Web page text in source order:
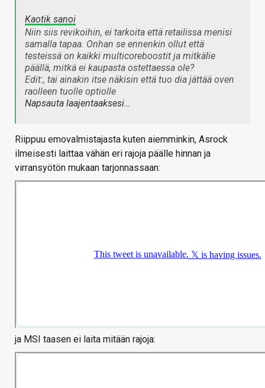
Kaotik sanoi
Niin siis revikoihin, ei tarkoita että retailissa menisi
samalla tapaa. Onhan se ennenkin ollut että
testeissä on kaikki multicoreboostit ja mitkälie
päällä, mitkä ei kaupasta ostettaessa ole?
Edit:, tai ainakin itse näkisin että tuo dia jättää oven
raolleen tuolle optiolle
Napsauta laajentaaksesi…
Riippuu emovalmistajasta kuten aiemminkin, Asrock
ilmeisesti laittaa vähän eri rajoja päälle hinnan ja
virransyötön mukaan tarjonnassaan:
ja MSI taasen ei laita mitään rajoja: